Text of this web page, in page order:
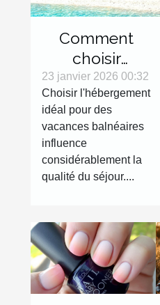
Comment
choisir
l'hébergement
idéal pour vos
vacances
balnéaires ?
23 janvier 2026 00:32
Choisir l'hébergement
idéal pour des
vacances balnéaires
influence
considérablement la
qualité du séjour....